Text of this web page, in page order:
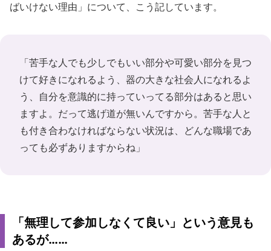
ばいけない理由」について、こう記しています。
「苦手な人でも少しでもいい部分や可愛い部分を見つ
けて好きになれるよう、器の大きな社会人になれるよ
う、自分を意識的に持っていってる部分はあると思い
ますよ。だって逃げ道が無いんですから。苦手な人と
も付き合わなければならない状況は、どんな職場であ
っても必ずありますからね」
「無理して参加しなくて良い」という意見も
あるが……